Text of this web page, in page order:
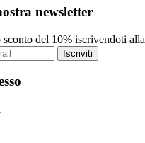
newsletter
del 10% iscrivendoti
Iscriviti